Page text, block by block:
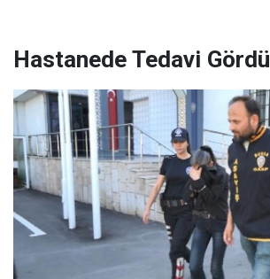
Hastanede Tedavi Gördü